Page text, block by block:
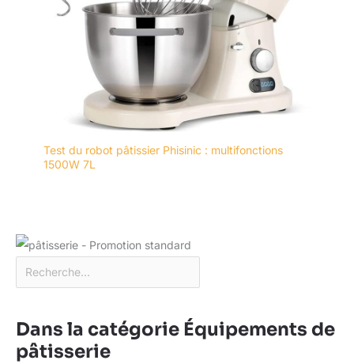
Test du robot pâtissier Phisinic : multifonctions
1500W 7L
Dans la catégorie Équipements de
pâtisserie